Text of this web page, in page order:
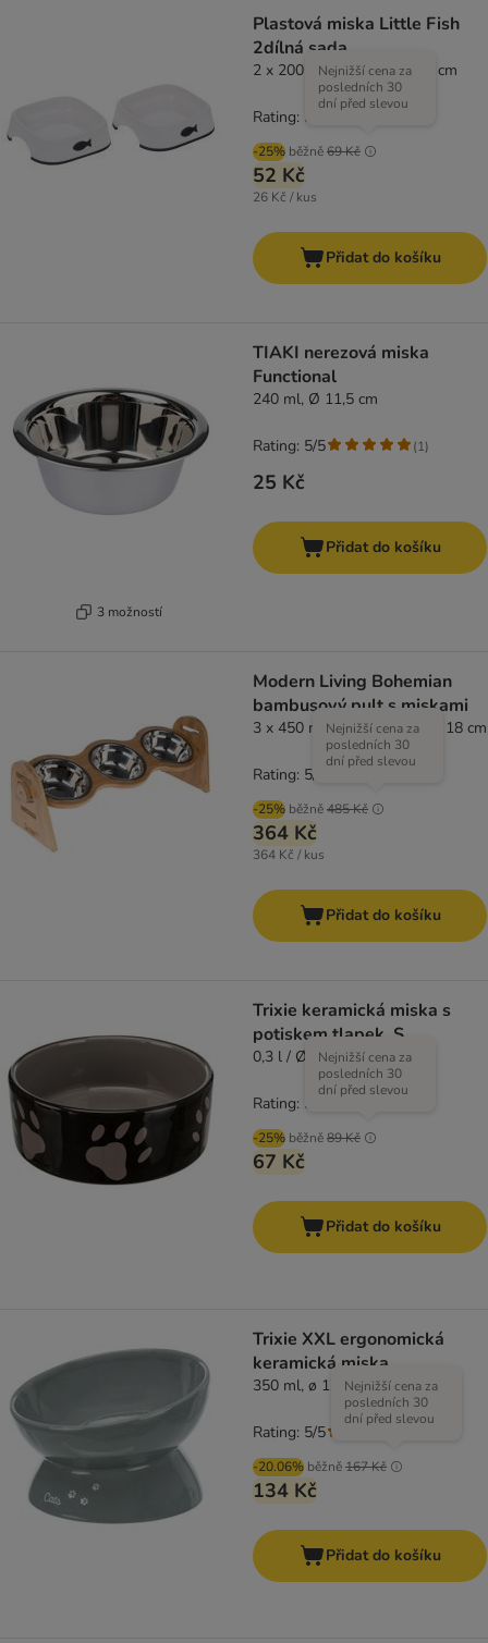
Plastová miska Little Fish
2dílná sada
2 x 200 ml, d 13,5 x š 13,5 cm
-25% běžně69 Kč
Nejnižší cena za
posledních 30
dní před slevou
52 Kč
26 Kč / kus
Rating: 5/5
Přidat do košíku
3 možností
TIAKI nerezová miska
Functional
240 ml, Ø 11,5 cm
25 Kč
Rating: 5/5 (1)
Přidat do košíku
Modern Living Bohemian
bambusový pult s miskami
3 x 450 ml, D 52 x Š 18 x V 18 cm
-25% běžně485 Kč
Nejnižší cena za
posledních 30
dní před slevou
364 Kč
364 Kč / kus
Rating: 5/5
Přidat do košíku
Trixie keramická miska s
potiskem tlapek, S
0,3 l / Ø 12 cm
-25% běžně89 Kč
Nejnižší cena za
posledních 30
dní před slevou
67 Kč
Rating: 5/5
Přidat do košíku
Trixie XXL ergonomická
keramická miska
350 ml, ø 17 cm
-20.06% běžně167 Kč
Nejnižší cena za
posledních 30
dní před slevou
134 Kč
Rating: 5/5
Přidat do košíku